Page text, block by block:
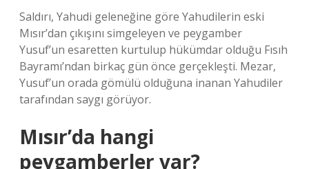
Saldırı, Yahudi geleneğine göre Yahudilerin eski
Mısır’dan çıkışını simgeleyen ve peygamber
Yusuf’un esaretten kurtulup hükümdar olduğu Fısıh
Bayramı’ndan birkaç gün önce gerçekleşti. Mezar,
Yusuf’un orada gömülü olduğuna inanan Yahudiler
tarafından saygı görüyor.
Mısır’da hangi
peygamberler var?